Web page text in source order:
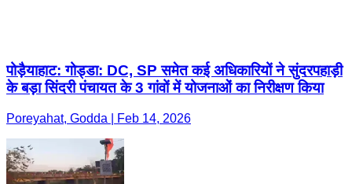
पोड़ैयाहाट: गोड्डा: DC, SP समेत कई अधिकारियों ने सुंदरपहाड़ी
के बड़ा सिंदरी पंचायत के 3 गांवों में योजनाओं का निरीक्षण किया
Poreyahat, Godda | Feb 14, 2026